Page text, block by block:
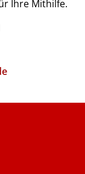
Ihre Mithilfe.